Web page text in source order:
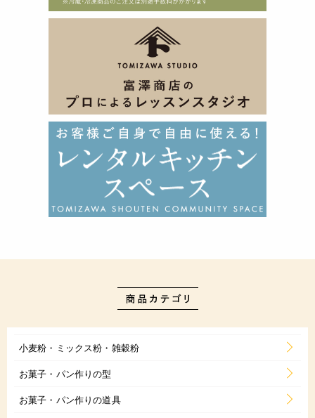
小麦粉・ミックス粉・雑穀粉
お菓子・パン作りの型
お菓子・パン作りの道具